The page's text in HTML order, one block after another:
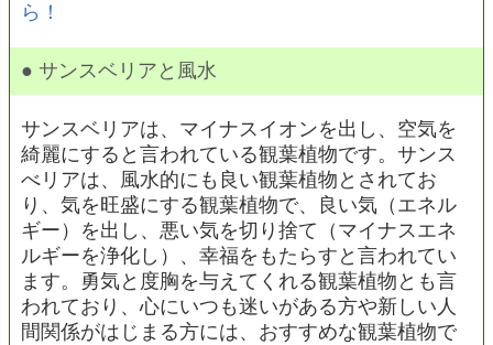
ら！
● サンスベリアと風水
サンスベリアは、マイナスイオンを出し、空気を
綺麗にすると言われている観葉植物です。サンス
べリアは、風水的にも良い観葉植物とされてお
り、気を旺盛にする観葉植物で、良い気（エネル
ギー）を出し、悪い気を切り捨て（マイナスエネ
ルギーを浄化し）、幸福をもたらすと言われてい
ます。勇気と度胸を与えてくれる観葉植物とも言
われており、心にいつも迷いがある方や新しい人
間関係がはじまる方には、おすすめな観葉植物で